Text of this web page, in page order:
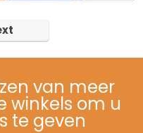
van meer
winkels om u
te geven